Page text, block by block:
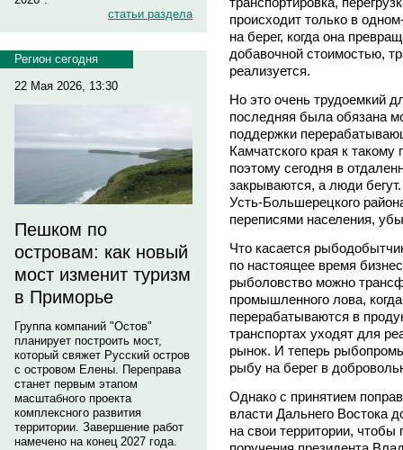
статьи раздела
Регион сегодня
22 Мая 2026, 13:30
Пешком по
островам: как новый
мост изменит туризм
в Приморье
Группа компаний "Остов"
планирует построить мост,
который свяжет Русский остров
с островом Елены. Переправа
станет первым этапом
масштабного проекта
комплексного развития
территории. Завершение работ
намечено на конец 2027 года.
происходит только в
на берег, когда она
добавочной стоимостью,
реализуется.
Но это очень трудоемкий
последняя была обязана
поддержки
Камчатского края к
поэтому сегодня в
закрываются, а люди
Усть-Большерецкого
переписями населения,
Что касается
по настоящее время
рыболовство можно
промышленного лова,
перерабатываются в
транспортах уходят для
рынок. И теперь
рыбу на берег в
Однако с принятием
власти Дальнего Востока
на свои территории, чтобы